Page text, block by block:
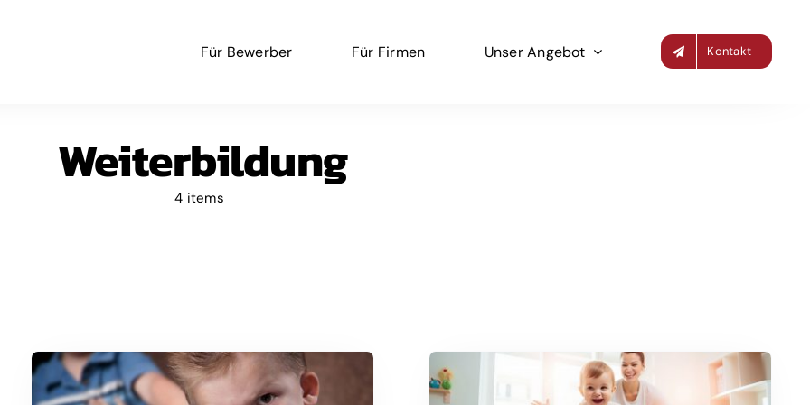
Für Bewerber Für Firmen Unser Angebot Kontakt
Weiterbildung
4 items